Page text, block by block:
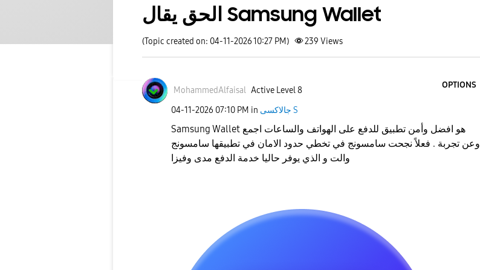
الحق يقال Samsung Wallet
(Topic created on: 04-11-2026 10:27 PM) 239 Views
MohammedAlfaisal Active Level 8
OPTIONS
‎04-11-2026 07:10 PM in جالاكسى S
Samsung Wallet هو افضل وأمن تطبيق للدفع على الهواتف والساعات اجمع
وعن تجربة . فعلاً نجحت سامسونج في تخطي حدود الامان في تطبيقها سامسونج